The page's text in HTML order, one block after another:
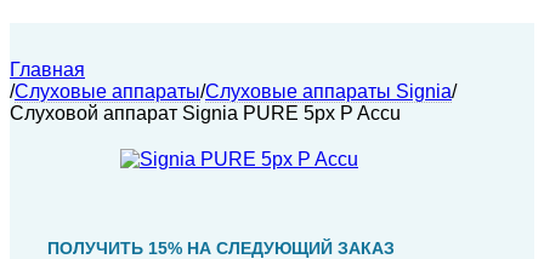
Главная
/Слуховые аппараты/Слуховые аппараты Signia/
Слуховой аппарат Signia PURE 5px P Accu
ПОЛУЧИТЬ 15% НА СЛЕДУЮЩИЙ ЗАКАЗ